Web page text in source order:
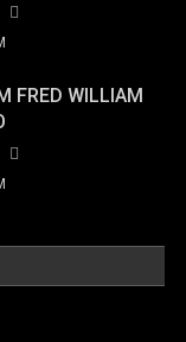
FRED WILLIAM